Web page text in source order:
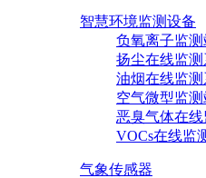
智慧环境监测设备
负氧离子监测
扬尘在线监
油烟在线监
空气微型监测
恶臭气体在线
VOCs在线监
气象传感器